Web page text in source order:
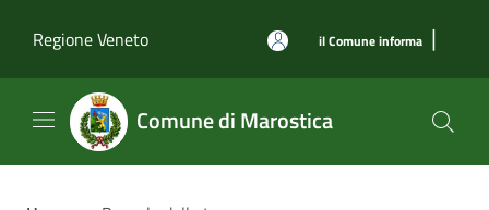
Regione Veneto
il Comune informa |
Comune di Marostica